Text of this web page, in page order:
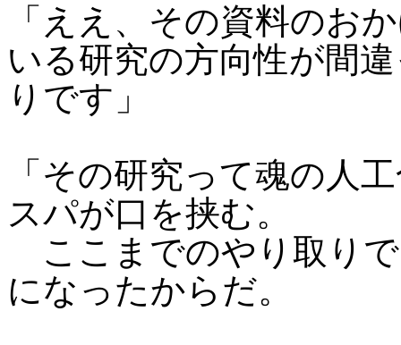
「ええ、その資料のお
いる研究の方向性が間
りです」
「その研究って魂の人
スパが口を挟む。
ここまでのやり取り
になったからだ。